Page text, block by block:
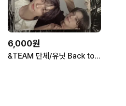
6,000원
&TEAM 단체/유닛 Back to Life STUDIO CHOOM GI